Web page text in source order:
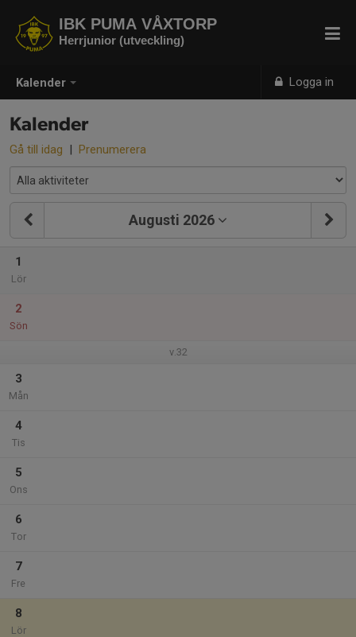
Kalender Logga in
IBK PUMA VÅXTORP
Herrjunior (utveckling)
Kalender
Gå till idag | Prenumerera
Augusti 2026
1
Lör
2
Sön
v.32
3
Mån
4
Tis
5
Ons
6
Tor
7
Fre
8
Lör